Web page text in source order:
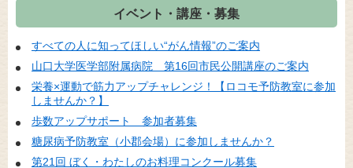
イベント・講座・募集
すべての人に知ってほしい“がん情報”のご案内
山口大学医学部附属病院 第16回市民公開講座のご案内
栄養×運動で筋力アップチャレンジ！【ロコモ予防教室に参加
しませんか？】
歩数アップサポート 参加者募集
糖尿病予防教室（小郡会場）に参加しませんか？
第21回 ぼく・わたしのお料理コンクール募集